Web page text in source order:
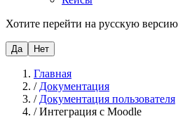
Хотите перейти на русскую версию
Да Нет
Главная
/ Документация
/ Документация пользователя
/Интеграция с Moodle